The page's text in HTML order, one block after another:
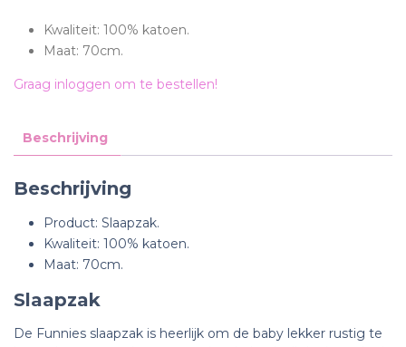
Kwaliteit: 100% katoen.
Maat: 70cm.
Graag inloggen om te bestellen!
Beschrijving
Beschrijving
Product: Slaapzak.
Kwaliteit: 100% katoen.
Maat: 70cm.
Slaapzak
De Funnies slaapzak is heerlijk om de baby lekker rustig te